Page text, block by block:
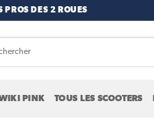
DES 2 ROUES
PINK TOUS LES SCOOTERS